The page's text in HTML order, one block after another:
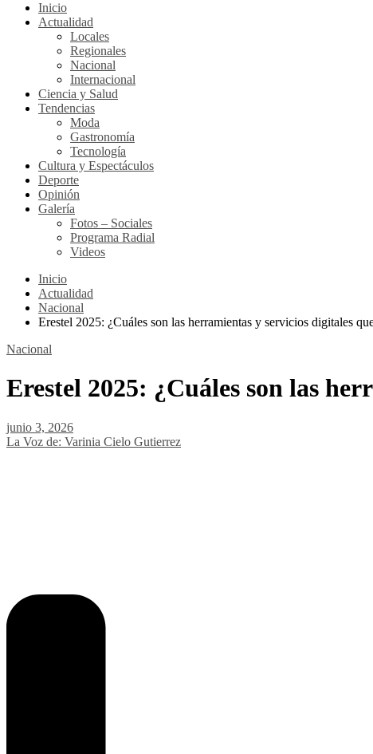
Inicio
Actualidad
Locales
Regionales
Nacional
Internacional
Ciencia y Salud
Tendencias
Moda
Gastronomía
Tecnología
Cultura y Espectáculos
Deporte
Opinión
Galería
Fotos – Sociales
Programa Radial
Videos
Inicio
Actualidad
Nacional
Erestel 2025: ¿Cuáles son las herramientas y servicios digitales
Nacional
Erestel 2025: ¿Cuáles son las
junio 3, 2026
La Voz de: Varinia Cielo Gutierrez